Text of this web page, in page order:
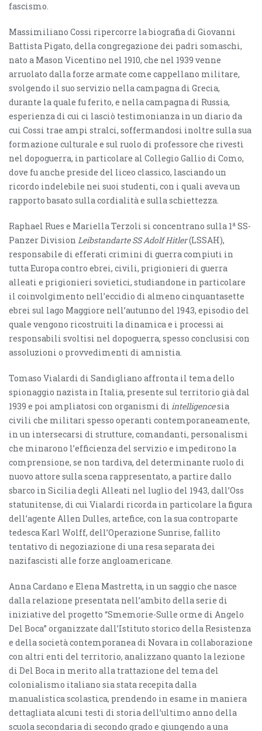
fascismo.
Massimiliano Cossi ripercorre la biografia di Giovanni
Battista Pigato, della congregazione dei padri somaschi,
nato a Mason Vicentino nel 1910, che nel 1939 venne
arruolato dalla forze armate come cappellano militare,
svolgendo il suo servizio nella campagna di Grecia,
durante la quale fu ferito, e nella campagna di Russia,
esperienza di cui ci lasciò testimonianza in un diario da
cui Cossi trae ampi stralci, soffermandosi inoltre sulla sua
formazione culturale e sul ruolo di professore che rivestì
nel dopoguerra, in particolare al Collegio Gallio di Como,
dove fu anche preside del liceo classico, lasciando un
ricordo indelebile nei suoi studenti, con i quali aveva un
rapporto basato sulla cordialità e sulla schiettezza.
Raphael Rues e Mariella Terzoli si concentrano sulla 1a SS-
Panzer Division Leibstandarte SS Adolf Hitler(LSSAH),
responsabile di efferati crimini di guerra compiuti in
tutta Europa contro ebrei, civili, prigionieri di guerra
alleati e prigionieri sovietici, studiandone in particolare
il coinvolgimento nell’eccidio di almeno cinquantasette
ebrei sul lago Maggiore nell’autunno del 1943, episodio del
quale vengono ricostruiti la dinamica e i processi ai
responsabili svoltisi nel dopoguerra, spesso conclusisi con
assoluzioni o provvedimenti di amnistia.
Tomaso Vialardi di Sandigliano affronta il tema dello
spionaggio nazista in Italia, presente sul territorio già dal
1939 e poi ampliatosi con organismi di intelligencesia
civili che militari spesso operanti contemporaneamente,
in un intersecarsi di strutture, comandanti, personalismi
che minarono l’efficienza del servizio e impedirono la
comprensione, se non tardiva, del determinante ruolo di
nuovo attore sulla scena rappresentato, a partire dallo
sbarco in Sicilia degli Alleati nel luglio del 1943, dall’Oss
statunitense, di cui Vialardi ricorda in particolare la figura
dell’agente Allen Dulles, artefice, con la sua controparte
tedesca Karl Wolff, dell’Operazione Sunrise, fallito
tentativo di negoziazione di una resa separata dei
nazifascisti alle forze angloamericane.
Anna Cardano e Elena Mastretta, in un saggio che nasce
dalla relazione presentata nell’ambito della serie di
iniziative del progetto “Smemorie-Sulle orme di Angelo
Del Boca” organizzate dall’Istituto storico della Resistenza
e della società contemporanea di Novara in collaborazione
con altri enti del territorio, analizzano quanto la lezione
di Del Boca in merito alla trattazione del tema del
colonialismo italiano sia stata recepita dalla
manualistica scolastica, prendendo in esame in maniera
dettagliata alcuni testi di storia dell’ultimo anno della
scuola secondaria di secondo grado e giungendo a una